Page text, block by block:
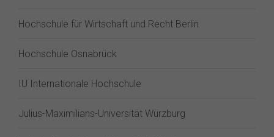
Hochschule für Wirtschaft und Recht Berlin
Hochschule Osnabrück
IU Internationale Hochschule
Julius-Maximilians-Universität Würzburg